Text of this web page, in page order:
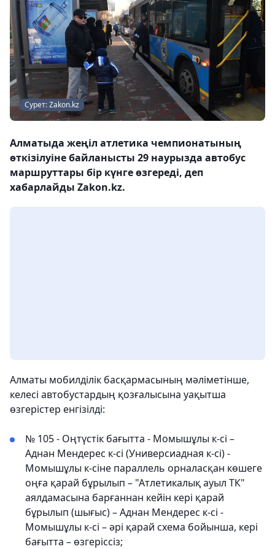
Сурет: Zakon.kz
Алматыда жеңіл атлетика чемпионатының
өткізілуіне байланысты 29 наурызда автобус
маршруттары бір күнге өзгереді, деп
хабарлайды Zakon.kz.
Алматы мобилділік басқармасының мәліметінше,
келесі автобустардың қозғалысына уақытша
өзгерістер енгізілді:
№ 105 - Оңтүстік бағытта - Момышұлы к-сі –
Аднан Мендерес к-сі (Универсиадная к-сі) -
Момышұлы к-сіне параллель орналасқан көшеге
оңға қарай бұрылып – "Атлетикалық ауыл ТК"
аялдамасына барғаннан кейін кері қарай
бұрылып (шығыс) – Аднан Мендерес к-сі -
Момышұлы к-сі – әрі қарай схема бойынша, кері
бағытта – өзгеріссіз;